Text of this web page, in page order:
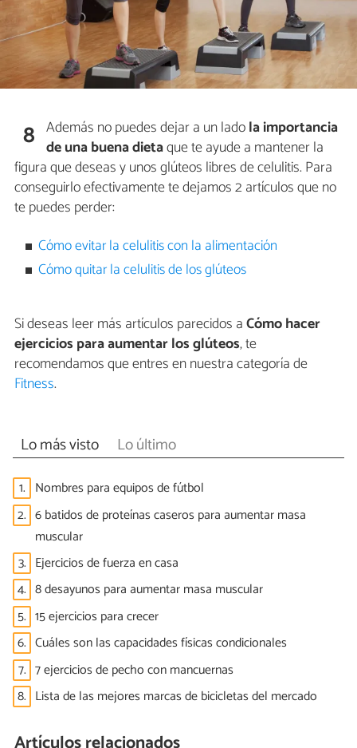
8 Además no puedes dejar a un ladola importancia
de una buena dietaque te ayude a mantener la
figura que deseas y unos glúteos libres de celulitis. Para
conseguirlo efectivamente te dejamos 2 artículos que no
te puedes perder:
Cómo evitar la celulitis con la alimentación
Cómo quitar la celulitis de los glúteos
Si deseas leer más artículos parecidos aCómo hacer
ejercicios para aumentar los glúteos, te
recomendamos que entres en nuestra categoría de
Fitness.
Lo más visto Lo último
1. Nombres para equipos de fútbol
2. 6 batidos de proteínas caseros para aumentar masa
muscular
3. Ejercicios de fuerza en casa
4. 8 desayunos para aumentar masa muscular
5. 15 ejercicios para crecer
6. Cuáles son las capacidades físicas condicionales
7. 7 ejercicios de pecho con mancuernas
8. Lista de las mejores marcas de bicicletas del mercado